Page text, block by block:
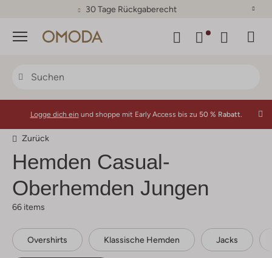
30 Tage Rückgaberecht
Menü
Logge dich ein und shoppe mit Early Access bis zu 50 % Rabatt.
Zurück
Hemden Casual-
Oberhemden Jungen
66 items
Overshirts Klassische Hemden Jacks